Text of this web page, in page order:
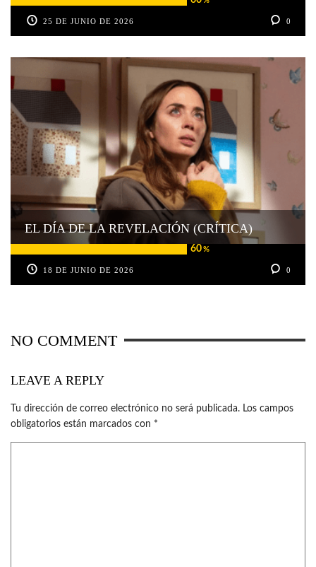
25 DE JUNIO DE 2026 0
60%
EL DÍA DE LA REVELACIÓN (CRÍTICA)
18 DE JUNIO DE 2026 0
NO COMMENT
LEAVE A REPLY
Tu dirección de correo electrónico no será publicada. Los campos
obligatorios están marcados con *